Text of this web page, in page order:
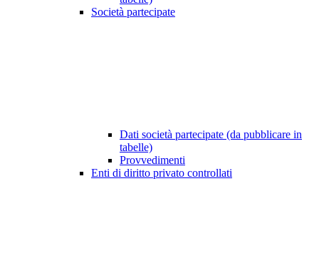
Società partecipate
Dati società partecipate (da pubblicare in
tabelle)
Provvedimenti
Enti di diritto privato controllati